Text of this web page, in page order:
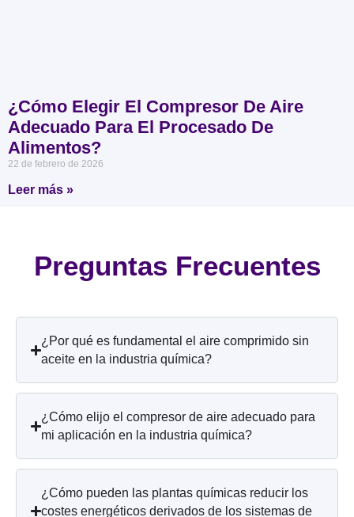
¿Cómo Elegir El Compresor De Aire
Adecuado Para El Procesado De
Alimentos?
22 de febrero de 2026
Leer más »
Preguntas Frecuentes
¿Por qué es fundamental el aire comprimido sin
aceite en la industria química?
¿Cómo elijo el compresor de aire adecuado para
mi aplicación en la industria química?
¿Cómo pueden las plantas químicas reducir los
costes energéticos derivados de los sistemas de